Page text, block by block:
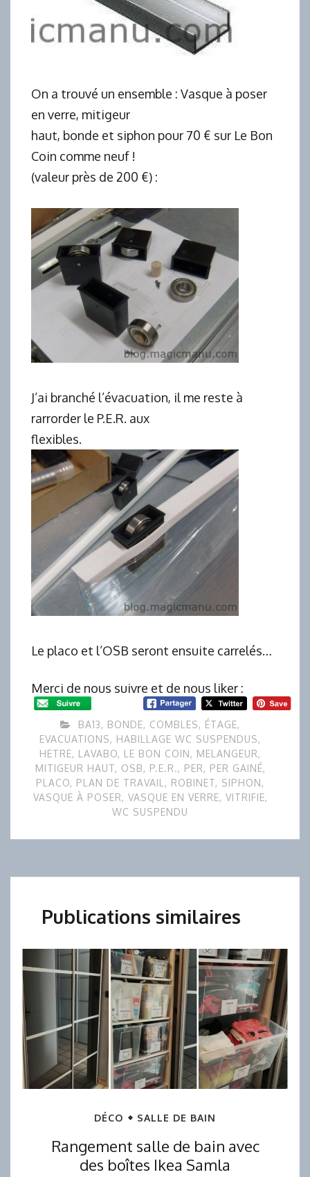
On a trouvé un ensemble : Vasque à poser
en verre, mitigeur
haut, bonde et siphon pour 70 € sur Le Bon
Coin comme neuf !
(valeur près de 200 €) :
J’ai branché l’évacuation, il me reste à
rarrorder le P.E.R. aux
flexibles.
Le placo et l’OSB seront ensuite carrelés…
Merci de nous suivre et de nous liker :
BA13, BONDE, COMBLES, ÉTAGE,
EVACUATIONS, HABILLAGE WC SUSPENDUS,
HETRE, LAVABO, LE BON COIN, MELANGEUR,
MITIGEUR HAUT, OSB, P.E.R., PER, PER GAINÉ,
PLACO, PLAN DE TRAVAIL, ROBINET, SIPHON,
VASQUE À POSER, VASQUE EN VERRE, VITRIFIE,
WC SUSPENDU
Publications similaires
DÉCO SALLE DE BAIN
Rangement salle de bain avec
des boîtes Ikea Samla